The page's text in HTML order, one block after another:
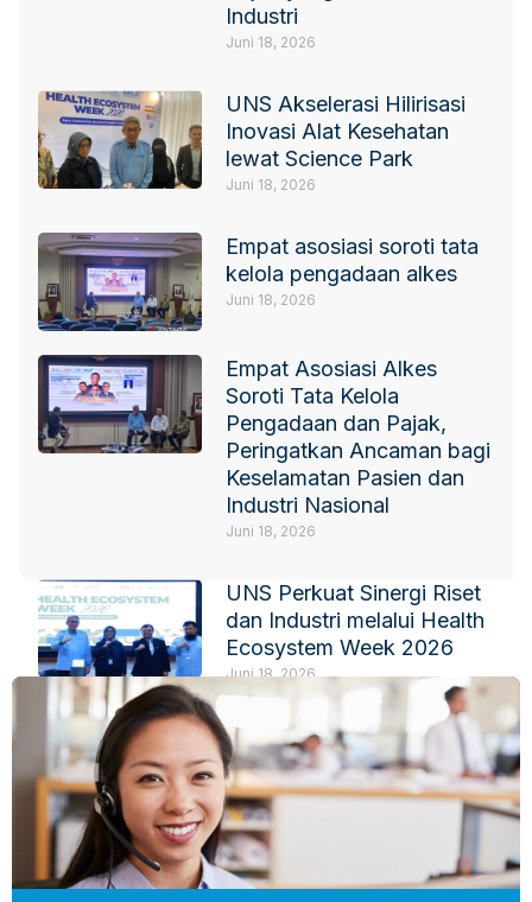
Industri
Juni 18, 2026
UNS Akselerasi Hilirisasi
Inovasi Alat Kesehatan
lewat Science Park
Juni 18, 2026
Empat asosiasi soroti tata
kelola pengadaan alkes
Juni 18, 2026
Empat Asosiasi Alkes
Soroti Tata Kelola
Pengadaan dan Pajak,
Peringatkan Ancaman bagi
Keselamatan Pasien dan
Industri Nasional
Juni 18, 2026
UNS Perkuat Sinergi Riset
dan Industri melalui Health
Ecosystem Week 2026
Juni 18, 2026
IKPI-HIPELKI Fokus
Perkuat Kerja Sama
Pendidikan dan Riset
Juni 18, 2026